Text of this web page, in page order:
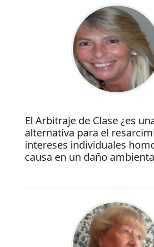
El Arbitraje de Clase ¿es
alternativa para el
intereses individuales
causa en un daño